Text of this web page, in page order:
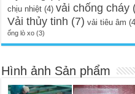
chịu nhiệt (4) vải chống cháy
Vải thủy tinh (7) vải tiêu âm
ống lò xo (3)
Hình ảnh Sản phẩm